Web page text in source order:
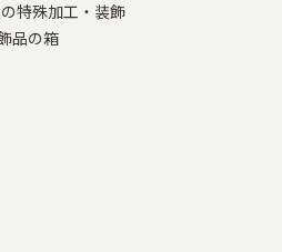
特殊加工・装飾
品の箱